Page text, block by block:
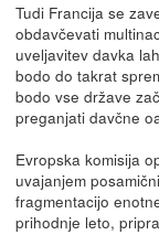
Tudi Francija se
obdavčevati
uveljavitev davka
bodo do takrat
bodo vse države
preganjati davčne
Evropska komisija
uvajanjem
fragmentacijo
prihodnje leto,